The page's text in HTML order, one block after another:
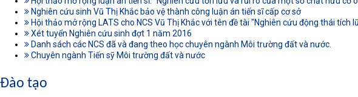
Nghiên cứu sinh Vũ Thị Khắc bảo vệ thành công luận án tiến sĩ cấp cơ sở
Hội thảo mở rộng LATS cho NCS Vũ Thị Khắc với tên đề tài "Nghiên cứu động thái
Xét tuyển Nghiên cứu sinh đợt 1 năm 2016
Danh sách các NCS đã và đang theo học chuyên ngành Môi trường đất và nước.
Chuyên ngành Tiến sỹ Môi trường đất và nước
Đào tạo